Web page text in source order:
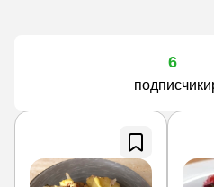
6
подписчики